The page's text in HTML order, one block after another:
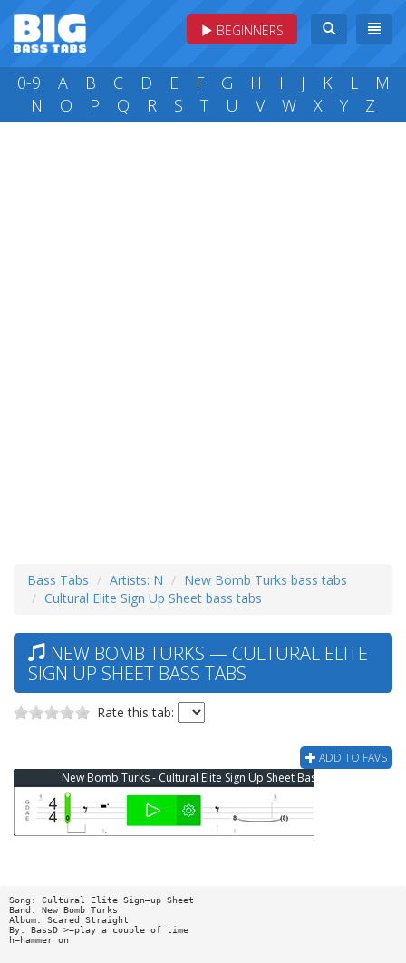
BEGINNERS
0-9 A B C D E F G H I J K L
M
N
O P Q R S T U V W X Y Z
Bass Tabs Artists: N
New Bomb Turks bass tabs
Cultural Elite Sign Up Sheet bass tabs
NEW BOMB TURKS — CULTURAL ELITE
SIGN UP SHEET BASS TABS
Rate this tab:
ADD TO FAVS
New Bomb Turks - Cultural Elite Sign Up Sheet Bass Tab
Song: Cultural Elite Sign—up Sheet
Band: New Bomb Turks
Album: Scared Straight
By: BassD >=play a couple of time
h=hammer on